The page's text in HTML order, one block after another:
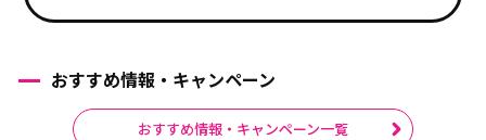
おすすめ情報・キャンペーン
おすすめ情報・キャンペーン一覧